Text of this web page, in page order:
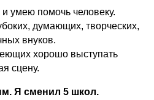
и умею помочь человеку.
думающих, творческих,
внуков.
хорошо выступать
сцену.
Я сменил 5 школ.